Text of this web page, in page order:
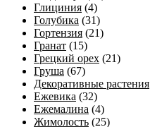
Глициния (4)
Голубика (31)
Гортензия (21)
Гранат (15)
Грецкий орех (21)
Груша (67)
Декоративные растения
Ежевика (32)
Ежемалина (4)
Жимолость (25)